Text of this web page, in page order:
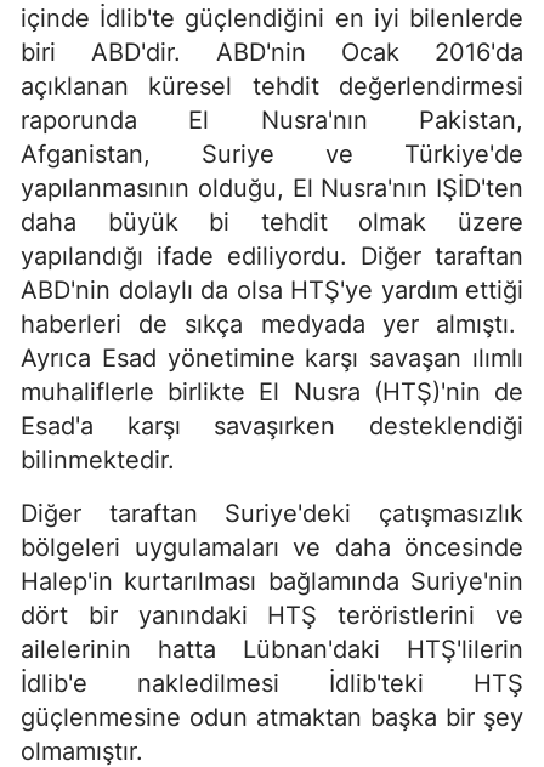
içinde İdlib'te güçlendiğini en iyi bilenlerde
biri ABD'dir. ABD'nin Ocak 2016'da
açıklanan küresel tehdit değerlendirmesi
raporunda El Nusra'nın Pakistan,
Afganistan, Suriye ve Türkiye'de
yapılanmasının olduğu, El Nusra'nın IŞİD'ten
daha büyük bi tehdit olmak üzere
yapılandığı ifade ediliyordu. Diğer taraftan
ABD'nin dolaylı da olsa HTŞ'ye yardım ettiği
haberleri de sıkça medyada yer almıştı.
Ayrıca Esad yönetimine karşı savaşan ılımlı
muhaliflerle birlikte El Nusra (HTŞ)'nin de
Esad'a karşı savaşırken desteklendiği
bilinmektedir.
Diğer taraftan Suriye'deki çatışmasızlık
bölgeleri uygulamaları ve daha öncesinde
Halep'in kurtarılması bağlamında Suriye'nin
dört bir yanındaki HTŞ teröristlerini ve
ailelerinin hatta Lübnan'daki HTŞ'lilerin
İdlib'e nakledilmesi İdlib'teki HTŞ
güçlenmesine odun atmaktan başka bir şey
olmamıştır.